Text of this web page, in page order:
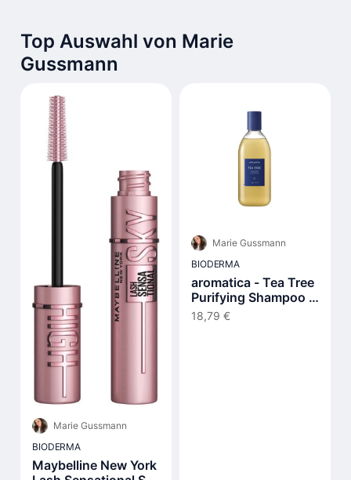
Top Auswahl von Marie
Gussmann
Marie Gussmann
BIODERMA
Maybelline New York
Marie Gussmann
BIODERMA
aromatica - Tea Tree
Purifying Shampoo -
400ml
18,79 €